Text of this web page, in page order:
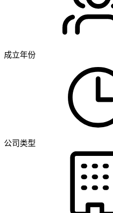
成立年份
公司类型